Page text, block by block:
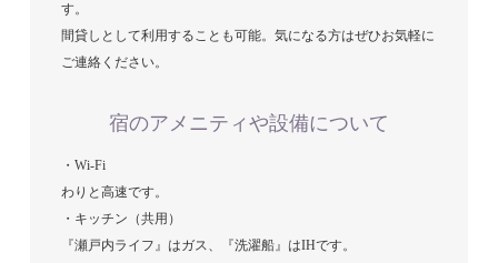
す。
間貸しとして利用することも可能。気になる方はぜひお気軽に
ご連絡ください。
宿のアメニティや設備について
・Wi-Fi
わりと高速です。
・キッチン（共用）
『瀬戸内ライフ』はガス、『洗濯船』はIHです。